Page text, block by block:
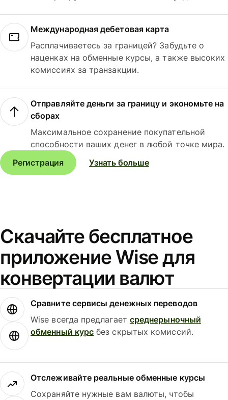
Международная дебетовая карта
Расплачиваетесь за границей? Забудьте о
наценках на обменные курсы, а также высоких
комиссиях за транзакции.
Отправляйте деньги за границу и экономьте на
сборах
Максимальное сохранение покупательной
способности ваших денег в любой точке мира.
Регистрация
Узнать больше
Скачайте бесплатное
приложение Wise для
конвертации валют
Сравните сервисы денежных переводов
Wise всегда предлагает среднерыночный
обменный курс без скрытых комиссий.
Отслеживайте реальные обменные курсы
Сохраняйте нужные вам валюты, чтобы